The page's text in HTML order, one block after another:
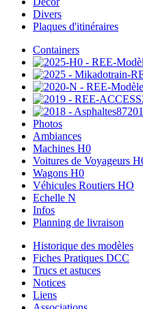
Divers
Plaques d'itinéraires
Containers
Photos
Ambiances
Machines H0
Voitures de Voyageurs
Wagons H0
Véhicules Routiers HO
Echelle N
Infos
Planning de livraison
Historique des modèles
Fiches Pratiques DCC
Trucs et astuces
Notices
Liens